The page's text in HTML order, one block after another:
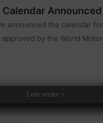
Announced
announced the calendar
by the World
Lees verder >